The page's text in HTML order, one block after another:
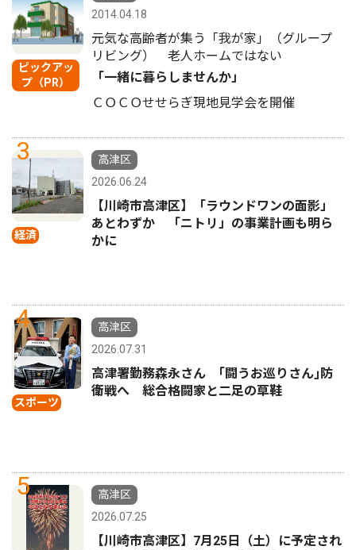
ピックアッ
プ（PR）
2014.04.18
元気な高齢者が集う「我が家」（グループ
リビング） 老人ホームではない
「一緒に暮らしませんか」
ＣＯＣＯせせらぎ現地見学会を開催
3
経済
高津区
2026.06.24
【川崎市高津区】「ラウンドワンの面影」
あとわずか 「ニトリ」の事業計画も明ら
かに
4
スポーツ
高津区
2026.07.31
高津署勤務森永さん ｢闘うお巡りさん｣防
衛戦へ 総合格闘家と二足の草鞋
5
高津区
2026.07.25
【川崎市高津区】7月25日（土）に予定され